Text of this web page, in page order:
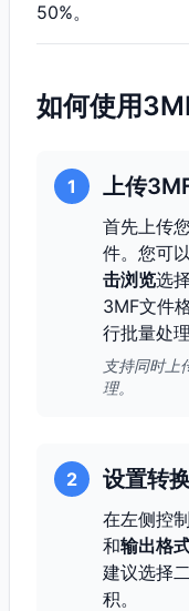
50%。
如何使用
1 上传
首先上传
件。您可
击浏览选
3MF文件
行批量处理
支持同时上
理。
2 设置转
在左侧控
和输出格
建议选择
积。